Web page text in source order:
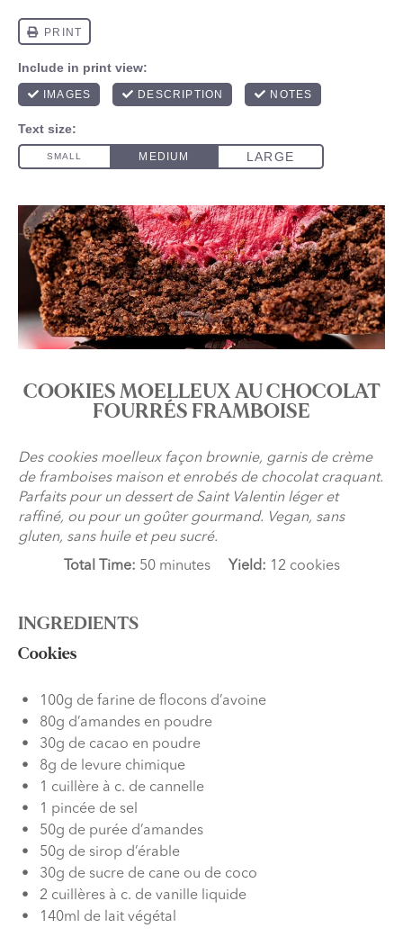
COOKIES MOELLEUX AU CHOCOLAT
FOURRÉS FRAMBOISE
Des cookies moelleux façon brownie, garnis de crème
de framboises maison et enrobés de chocolat craquant.
Parfaits pour un dessert de Saint Valentin léger et
raffiné, ou pour un goûter gourmand. Vegan, sans
gluten, sans huile et peu sucré.
Total Time: 50 minutes Yield: 12 cookies
INGREDIENTS
Cookies
100g de farine de flocons d’avoine
80g d’amandes en poudre
30g de cacao en poudre
8g de levure chimique
1 cuillère à c. de cannelle
1 pincée de sel
50g de purée d’amandes
50g de sirop d’érable
30g de sucre de cane ou de coco
2 cuillères à c. de vanille liquide
140ml de lait végétal